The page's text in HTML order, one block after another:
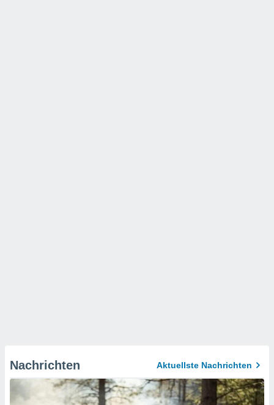
Nachrichten Aktuellste Nachrichten